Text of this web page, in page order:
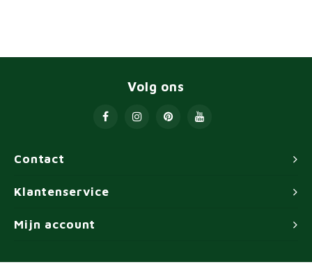
Contact
Volg ons
Klantenservice
Mijn account